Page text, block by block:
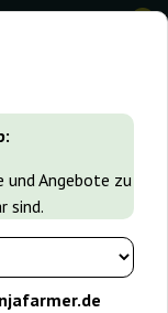
und Angebote zu
sind.
0
Widow Auto